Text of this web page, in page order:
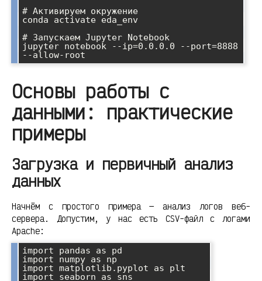
# Активируем окружение
conda activate eda_env
# Запускаем Jupyter Notebook
jupyter notebook --ip=0.0.0.0 --port=8888
Основы работы с
данными: практические
примеры
Загрузка и первичный анализ
данных
Начнём с простого примера — анализ логов веб-
сервера. Допустим, у нас есть CSV-файл с логами
Apache:
import pandas as pd
import numpy as np
import matplotlib.pyplot as plt
import seaborn as sns